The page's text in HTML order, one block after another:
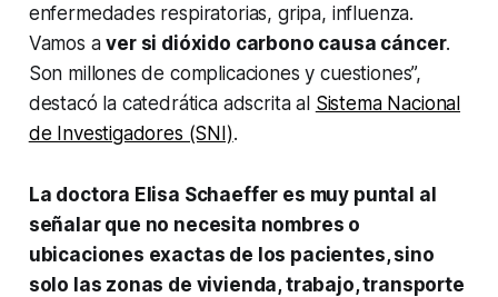
enfermedades respiratorias, gripa, influenza.
Vamos aver si dióxido carbono causa cáncer.
Son millones de complicaciones y cuestiones”,
destacó la catedrática adscrita al Sistema Nacional
de Investigadores (SNI).
La doctora Elisa Schaeffer es muy puntal al
señalar que no necesita nombres o
ubicaciones exactas de los pacientes, sino
solo las zonas de vivienda, trabajo, transporte